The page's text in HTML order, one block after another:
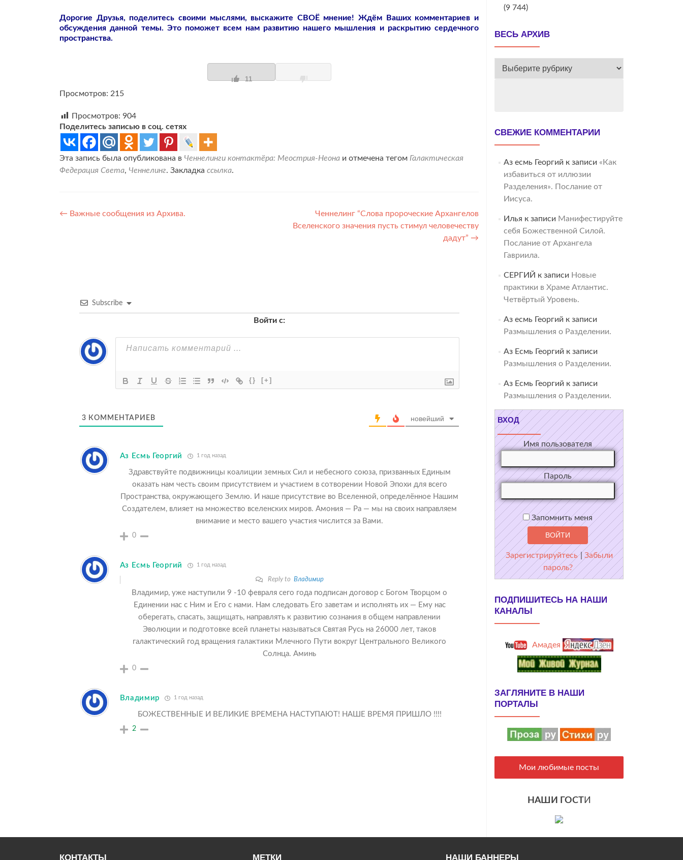
Дорогие Друзья, поделитесь своими мыслями, выскажите СВОЁ мнение! Ждём Ваших комментариев и
обсуждения данной темы. Это поможет всем нам развитию нашего мышления и раскрытию сердечного
пространства.
11
Просмотров: 215
Просмотров: 904
Поделитесь записью в соц. сетях
Эта запись была опубликована в Ченнелинги контактёра: Меострия-Неона и отмечена тегом Галактическая
Федерация Света, Ченнелинг. Закладка ссылка.
Навигация
← Важные сообщения из Архива.
Ченнелинг “Слова пророческие Архангелов
Вселенского значения пусть стимул человечеству
дадут” →
Subscribe
Войти с:
{} [+]
3 КОММЕНТАРИЕВ новейший
Аз Есмь Георгий 1 год назад
Здравствуйте подвижницы коалиции земных Сил и небесного союза, призванных Единым
оказать нам честь своим присутствием и участием в сотворении Новой Эпохи для всего
Пространства, окружающего Землю. И наше присутствие во Вселенной, определённое Нашим
Создателем, влияет на множество вселенских миров. Амония — Ра — мы на своих направляем
внимание и место вашего участия числится за Вами.
0
Аз Есмь Георгий 1 год назад
Reply to Владимир
Владимир, уже наступили 9 -10 февраля сего года подписан договор с Богом Творцом о
Единении нас с Ним и Его с нами. Нам следовать Его заветам и исполнять их — Ему нас
оберегать, спасать, защищать, направлять к развитию сознания в общем направлении
Эволюции и подготовке всей планеты называться Святая Русь на 26000 лет, таков
галактический год вращения галактики Млечного Пути вокруг Центрального Великого
Солнца. Аминь
0
Владимир 1 год назад
БОЖЕСТВЕННЫЕ И ВЕЛИКИЕ ВРЕМЕНА НАСТУПАЮТ! НАШЕ ВРЕМЯ ПРИШЛО !!!!
2
(9 744)
ВЕСЬ АРХИВ
ВЕСЬ
СВЕЖИЕ КОММЕНТАРИИ
Аз есмь Георгий к записи «Как
избавиться от иллюзии
Разделения». Послание от
Иисуса.
Илья к записи Манифестируйте
себя Божественной Силой.
Послание от Архангела
Гавриила.
СЕРГИЙ к записи Новые
практики в Храме Атлантис.
Четвёртый Уровень.
Аз есмь Георгий к записи
Размышления о Разделении.
Аз Есмь Георгий к записи
Размышления о Разделении.
Аз Есмь Георгий к записи
Размышления о Разделении.
ВХОД
Имя пользователя
Пароль
Запомнить меня
Зарегистрируйтесь | Забыли
пароль?
ПОДПИШИТЕСЬ НА НАШИ
КАНАЛЫ
Амадея
ЗАГЛЯНИТЕ В НАШИ
ПОРТАЛЫ
Мои любимые посты
НАШИ ГОСТИ
КОНТАКТЫ МЕТКИ НАШИ БАННЕРЫ